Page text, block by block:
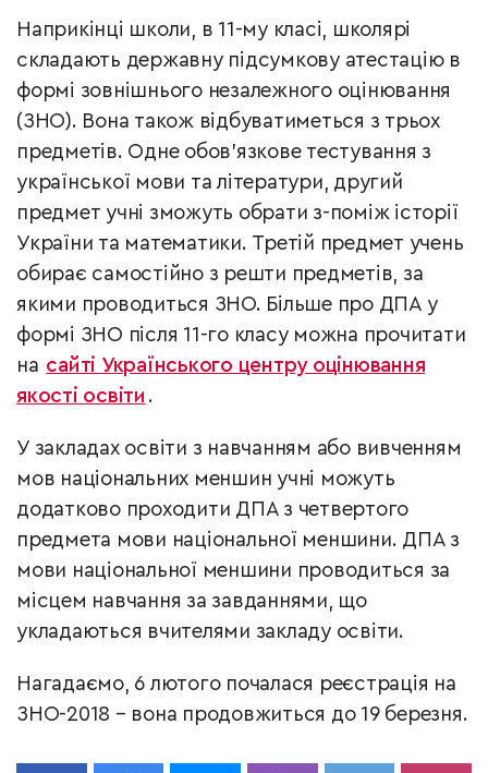
Наприкінці школи, в 11-му класі, школярі
складають державну підсумкову атестацію в
формі зовнішнього незалежного оцінювання
(ЗНО). Вона також відбуватиметься з трьох
предметів. Одне обов’язкове тестування з
української мови та літератури, другий
предмет учні зможуть обрати з-поміж історії
України та математики. Третій предмет учень
обирає самостійно з решти предметів, за
якими проводиться ЗНО. Більше про ДПА у
формі ЗНО після 11-го класу можна прочитати
на сайті Українського центру оцінювання
якості освіти .
У закладах освіти з навчанням або вивченням
мов національних меншин учні можуть
додатково проходити ДПА з четвертого
предмета мови національної меншини. ДПА з
мови національної меншини проводиться за
місцем навчання за завданнями, що
укладаються вчителями закладу освіти.
Нагадаємо, 6 лютого почалася реєстрація на
ЗНО-2018 – вона продовжиться до 19 березня.